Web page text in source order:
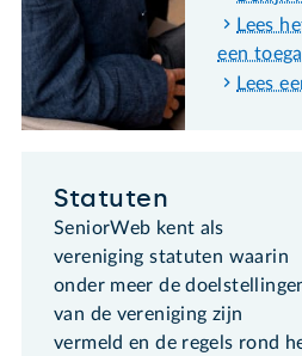
Lees
een
Lees
Statuten
SeniorWeb kent als
vereniging statuten waarin
onder meer de
van de vereniging zijn
vermeld en de regels rond